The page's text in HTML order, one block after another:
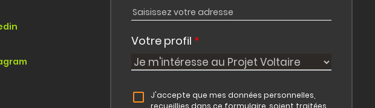
Votre profil *
J'accepte que mes données personnelles,